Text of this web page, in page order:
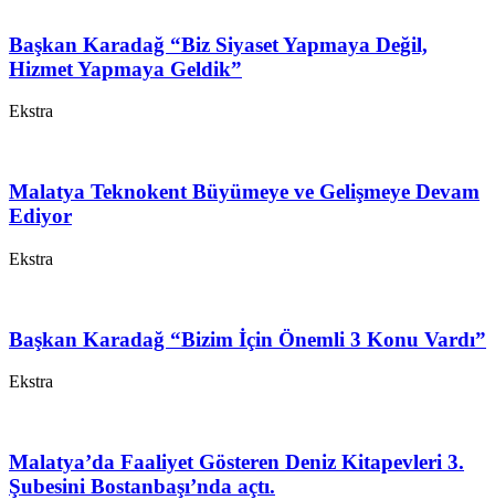
Başkan Karadağ “Biz Siyaset Yapmaya Değil,
Hizmet Yapmaya Geldik”
Ekstra
Malatya Teknokent Büyümeye ve Gelişmeye Devam
Ediyor
Ekstra
Başkan Karadağ “Bizim İçin Önemli 3 Konu Vardı”
Ekstra
Malatya’da Faaliyet Gösteren Deniz Kitapevleri 3.
Şubesini Bostanbaşı’nda açtı.